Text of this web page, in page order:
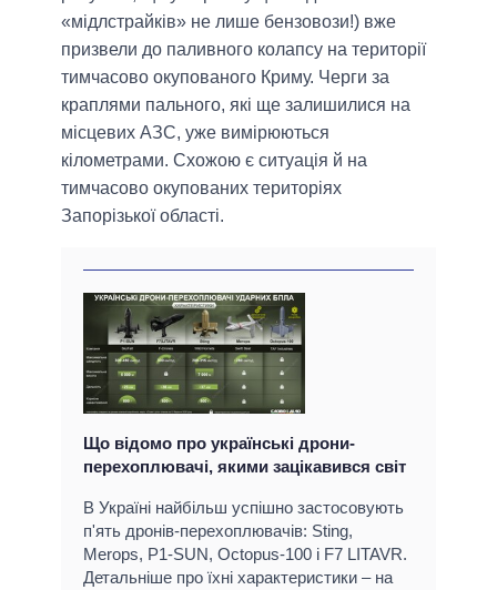
«мідлстрайків» не лише бензовози!) вже
призвели до паливного колапсу на території
тимчасово окупованого Криму. Черги за
краплями пального, які ще залишилися на
місцевих АЗС, уже вимірюються
кілометрами. Схожою є ситуація й на
тимчасово окупованих територіях
Запорізької області.
Що відомо про українські дрони-
перехоплювачі, якими зацікавився світ
В Україні найбільш успішно застосовують
п'ять дронів-перехоплювачів: Sting,
Merops, P1-SUN, Octopus-100 і F7 LITAVR.
Детальніше про їхні характеристики – на